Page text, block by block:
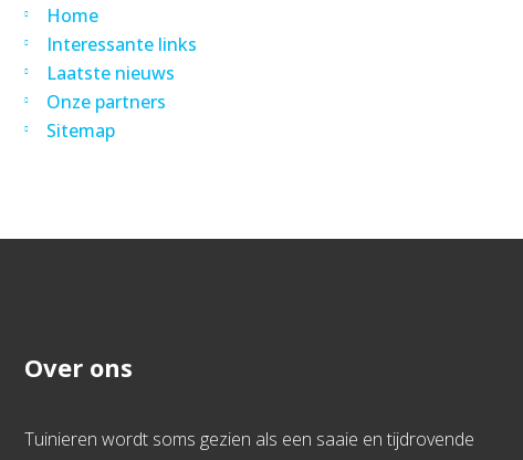
Home
Interessante links
Laatste nieuws
Onze partners
Sitemap
Over ons
Tuinieren wordt soms gezien als een saaie en tijdrovende